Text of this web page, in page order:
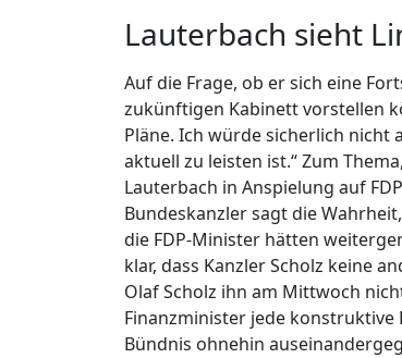
Lauterbach sieht
Auf die Frage, ob er sich eine
zukünftigen Kabinett vorstellen
Pläne. Ich würde sicherlich
aktuell zu leisten ist.“ Zum
Lauterbach in Anspielung auf
Bundeskanzler sagt die
die FDP-Minister hätten
klar, dass Kanzler Scholz keine
Olaf Scholz ihn am Mittwoch
Finanzminister jede konstruktive
Bündnis ohnehin